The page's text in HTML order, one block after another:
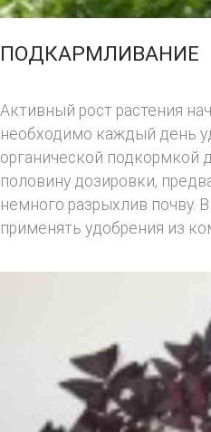
ПОДКАРМЛИВАНИЕ
Активный рост растения
необходимо каждый день
органической подкормкой
половину дозировки,
немного разрыхлив почву.
применять удобрения из